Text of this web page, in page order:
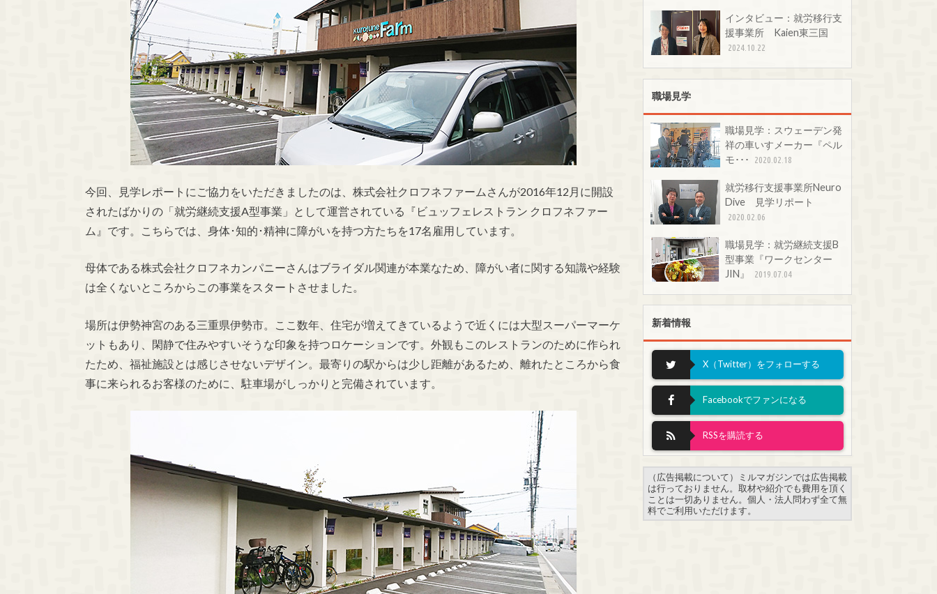
今回、見学レポートにご協力をいただきましたのは、株式会社クロフネファームさんが2016年12 月に開設
されたばかりの「就労継続支援A型事業」として運営されている『ビュッフェレストラン クロフネファー
ム』です。こちらでは、身体･知的･精神に障がいを持つ方たちを17名雇用しています。
母体である株式会社クロフネカンパニーさんはブライダル関連が本業なため、障がい者に関する知識や経験
は全くないところからこの事業をスタートさせました。
場所は伊勢神宮のある三重県伊勢市。ここ数年、住宅が増えてきているようで近くには大型スーパーマーケ
ットもあり、閑静で住みやすいそうな印象を持つロケーションです。外観もこのレストランのために作られ
たため、福祉施設とは感じさせないデザイン。最寄りの駅からは少し距離があるため、離れたところから食
事に来られるお客様のために、駐車場がしっかりと完備されています。
インタビュー：就労移行支
援事業所 Kaien東三国
2024.10.22
職場見学
職場見学：スウェーデン発
祥の車いすメーカー『ペル
モ･･･
2020.02.18
就労移行支援事業所Neuro
Dive 見学リポート
2020.02.06
職場見学：就労継続支援B
型事業『ワークセンター
JIN』
2019.07.04
新着情報
X（Twitter）をフォローする
Facebookでファンになる
RSSを購読する
（広告掲載について）ミルマガジンでは広告掲載
は行っておりません。取材や紹介でも費用を頂く
ことは一切ありません。個人・法人問わず全て無
料でご利用いただけます。